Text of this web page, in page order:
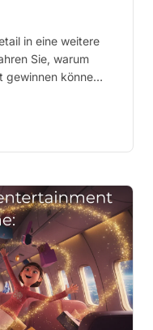
in eine weitere
Sie, warum
gewinnen können,